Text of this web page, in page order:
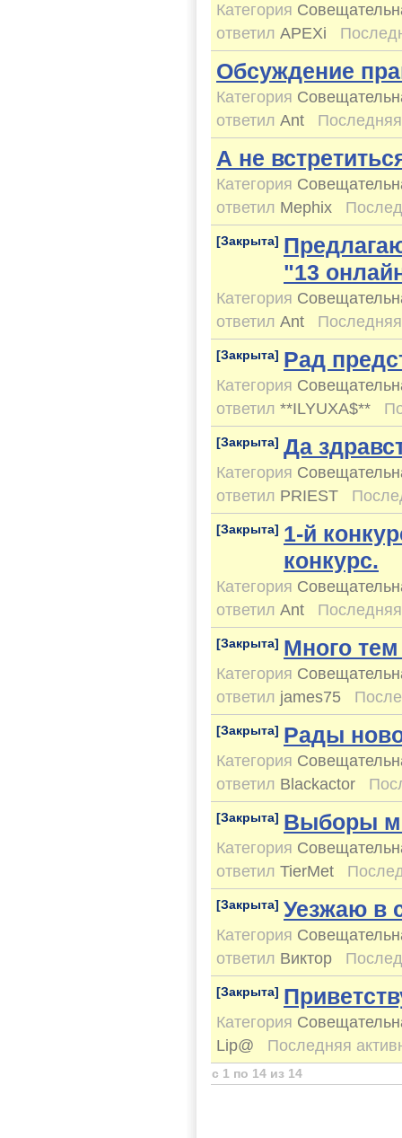
Категория
ответил APEXi
Обсуждение
Категория
ответил Ant Последняя
А не
Категория
ответил Mephix
[Закрыта]
"13
Категория
ответил Ant Последняя
[Закрыта] Рад
Категория
ответил **ILYUXA$**
[Закрыта] Да
Категория
ответил PRIEST
[Закрыта] 1-й
конкурс.
Категория
ответил Ant Последняя
[Закрыта] Много тем
Категория
ответил james75
[Закрыта] Рады
Категория
ответил Blackactor
[Закрыта] Выборы
Категория
ответил TierMet
[Закрыта] Уезжаю в
Категория
ответил Виктор
[Закрыта]
Категория
Lip@
Последняя
с 1 по 14 из 14